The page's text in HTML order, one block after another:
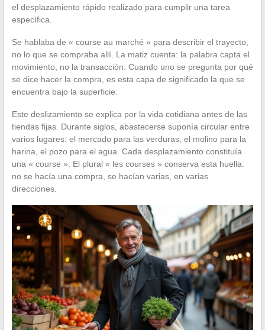
el desplazamiento rápido realizado para cumplir una tarea
específica.
Se hablaba de « course au marché » para describir el trayecto,
no lo que se compraba allí. La matiz cuenta: la palabra capta el
movimiento, no la transacción. Cuando uno se pregunta por qué
se dice hacer la compra, es esta capa de significado la que se
encuentra bajo la superficie.
Este deslizamiento se explica por la vida cotidiana antes de las
tiendas fijas. Durante siglos, abastecerse suponía circular entre
varios lugares: el mercado para las verduras, el molino para la
harina, el pozo para el agua. Cada desplazamiento constituía
una « course ». El plural « les courses » conserva esta huella:
no se hacía una compra, se hacían varias, en varias
direcciones.